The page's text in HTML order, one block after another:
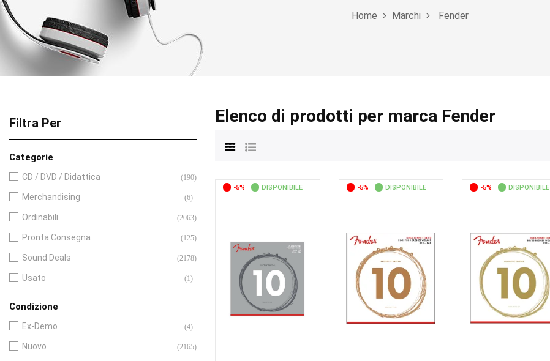
Home Marchi Fender
Filtra Per
Categorie
CD / DVD / Didattica (190)
Merchandising (6)
Ordinabili (2063)
Pronta Consegna (125)
Sound Deals (2178)
Usato (1)
Condizione
Ex-Demo (4)
Nuovo (2165)
Elenco di prodotti per marca Fender
-5% DISPONIBILE -5% DISPONIBILE -5% DISPONIBILE